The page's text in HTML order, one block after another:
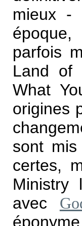
mieux -
parfois
Land of
What
origines
sont
certes,
Ministry
avec